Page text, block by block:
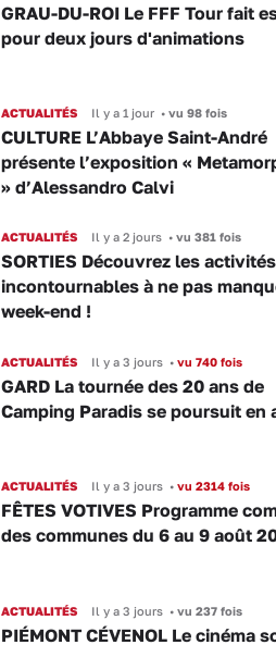
GRAU-DU-ROI Le FFF Tour fait
pour deux jours d'animations
ACTUALITÉS Il y a 1 jour •vu 98 fois
CULTURE L’Abbaye Saint-André
présente l’exposition «
» d’Alessandro Calvi
ACTUALITÉS Il y a 2 jours •vu 381 fois
SORTIES Découvrez les activités
incontournables à ne pas
week-end !
ACTUALITÉS Il y a 3 jours •vu 740 fois
GARD La tournée des 20 ans de
Camping Paradis se poursuit en
ACTUALITÉS Il y a 3 jours •vu 2314 fois
FÊTES VOTIVES Programme
des communes du 6 au 9 août
ACTUALITÉS Il y a 3 jours •vu 237 fois
PIÉMONT CÉVENOL Le cinéma